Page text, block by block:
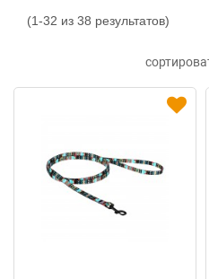
Амуниция
(1-32 из 38 результатов)